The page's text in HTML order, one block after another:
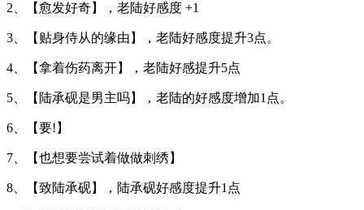
2、【愈发好奇】，老陆好感度 +1
3、【贴身侍从的缘由】，老陆好感度提升3点。
4、【拿着伤药离开】，老陆好感提升5点
5、【陆承砚是男主吗】，老陆的好感度增加1点。
6、【要!】
7、【也想要尝试着做做刺绣】
8、【致陆承砚】，陆承砚好感度提升1点